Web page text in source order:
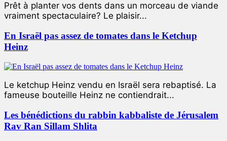
Prêt à planter vos dents dans un morceau de viande
vraiment spectaculaire? Le plaisir...
En Israël pas assez de tomates dans le Ketchup
Heinz
Le ketchup Heinz vendu en Israël sera rebaptisé. La
fameuse bouteille Heinz ne contiendrait...
Les bénédictions du rabbin kabbaliste de Jérusalem
Rav Ran Sillam Shlita